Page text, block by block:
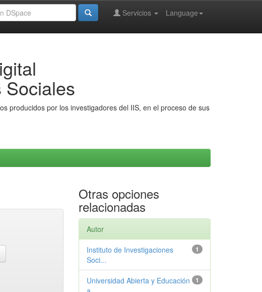
Language
Servicios
Sociales
producidos por los investigadores del IIS, en el proceso de sus
Otras opciones
relacionadas
Autor
1
Instituto de Investigaciones
Soci...
1
Universidad Abierta y Educación